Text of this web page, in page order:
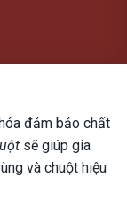
đảm bảo chất
sẽ giúp gia
và chuột hiệu